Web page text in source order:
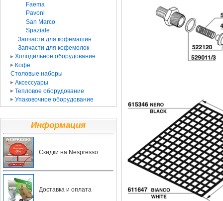
Faema
Pavoni
San Marco
Spaziale
Запчасти для кофемашин
Запчасти для кофемолок
Холодильное оборудование
Кофе
Столовые наборы
Аксессуары
Тепловое оборудование
Упаковочное оборудование
Информация
Скидки на Nespresso
Доставка и оплата